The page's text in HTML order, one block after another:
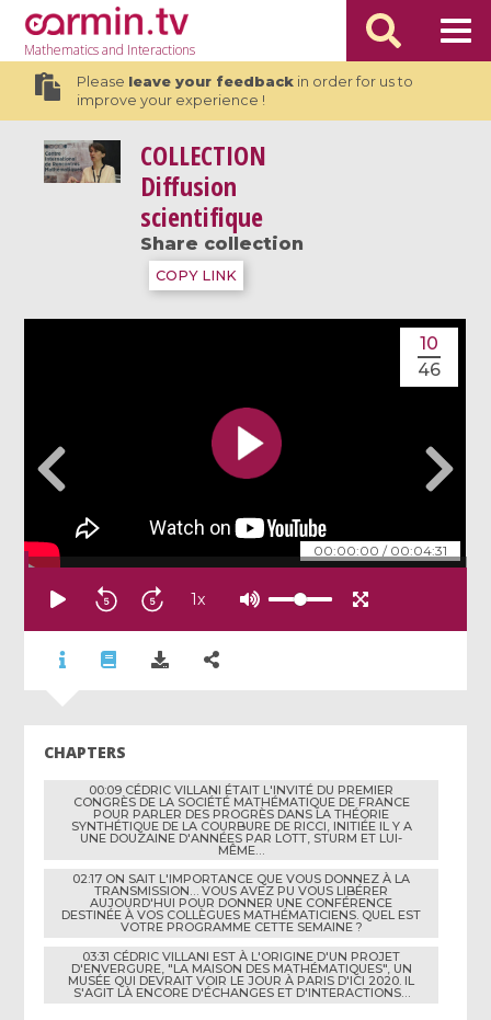
Mathematicsand Interactions
Please leave your feedbackin order for us to
improve your experience !
COLLECTION
Diffusion
scientifique
Share collection
COPY LINK
00:00:00 / 00:04:31
10
46
1x
CHAPTERS
00:09 CÉDRIC VILLANI ÉTAIT L'INVITÉ DU PREMIER
CONGRÈS DE LA SOCIÉTÉ MATHÉMATIQUE DE FRANCE
POUR PARLER DES PROGRÈS DANS LA THÉORIE
SYNTHÉTIQUE DE LA COURBURE DE RICCI, INITIÉE IL Y A
UNE DOUZAINE D'ANNÉES PAR LOTT, STURM ET LUI-
MÊME…
02:17 ON SAIT L'IMPORTANCE QUE VOUS DONNEZ À LA
TRANSMISSION… VOUS AVEZ PU VOUS LIBÉRER
AUJOURD'HUI POUR DONNER UNE CONFÉRENCE
DESTINÉE À VOS COLLÈGUES MATHÉMATICIENS. QUEL EST
VOTRE PROGRAMME CETTE SEMAINE ?
03:31 CÉDRIC VILLANI EST À L'ORIGINE D'UN PROJET
D'ENVERGURE, "LA MAISON DES MATHÉMATIQUES", UN
MUSÉE QUI DEVRAIT VOIR LE JOUR À PARIS D'ICI 2020. IL
S'AGIT LÀ ENCORE D'ÉCHANGES ET D'INTERACTIONS…